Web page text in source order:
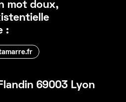
mot doux,
:
69003 Lyon